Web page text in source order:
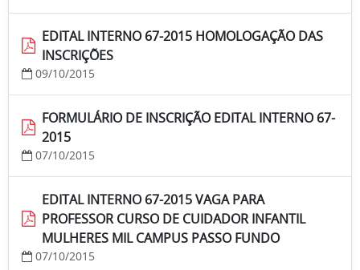
EDITAL INTERNO 67-2015 HOMOLOGAÇÃO DAS
INSCRIÇÕES
09/10/2015
FORMULÁRIO DE INSCRIÇÃO EDITAL INTERNO 67-
2015
07/10/2015
EDITAL INTERNO 67-2015 VAGA PARA
PROFESSOR CURSO DE CUIDADOR INFANTIL
MULHERES MIL CAMPUS PASSO FUNDO
07/10/2015